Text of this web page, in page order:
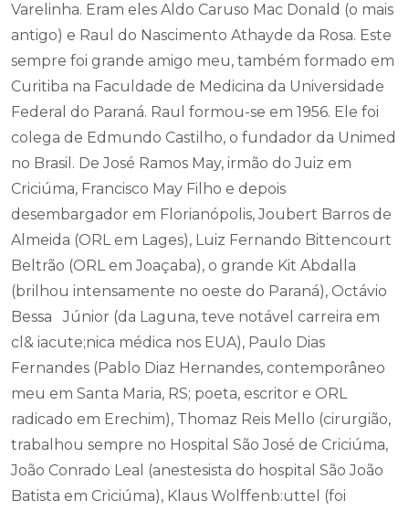
Varelinha. Eram eles Aldo Caruso Mac Donald (o mais
antigo) e Raul do Nascimento Athayde da Rosa. Este
sempre foi grande amigo meu, também formado em
Curitiba na Faculdade de Medicina da Universidade
Federal do Paraná. Raul formou-se em 1956. Ele foi
colega de Edmundo Castilho, o fundador da Unimed
no Brasil. De José Ramos May, irmão do Juiz em
Criciúma, Francisco May Filho e depois
desembargador em Florianópolis, Joubert Barros de
Almeida (ORL em Lages), Luiz Fernando Bittencourt
Beltrão (ORL em Joaçaba), o grande Kit Abdalla
(brilhou intensamente no oeste do Paraná), Octávio
Bessa Júnior (da Laguna, teve notável carreira em
cl& iacute;nica médica nos EUA), Paulo Dias
Fernandes (Pablo Diaz Hernandes, contemporâneo
meu em Santa Maria, RS; poeta, escritor e ORL
radicado em Erechim), Thomaz Reis Mello (cirurgião,
trabalhou sempre no Hospital São José de Criciúma,
João Conrado Leal (anestesista do hospital São João
Batista em Criciúma), Klaus Wolffenb:uttel (foi